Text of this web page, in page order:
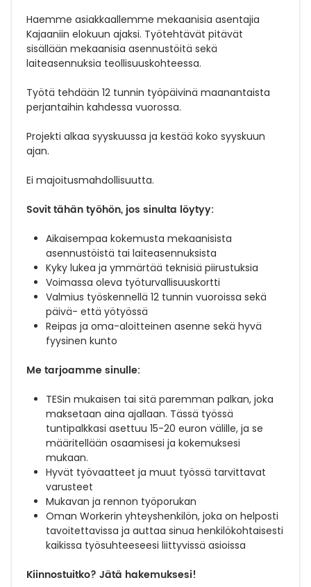
Haemme asiakkaallemme mekaanisia asentajia
Kajaaniin elokuun ajaksi. Työtehtävät pitävät
sisällään mekaanisia asennustöitä sekä
laiteasennuksia teollisuuskohteessa.
Työtä tehdään 12 tunnin työpäivinä maanantaista
perjantaihin kahdessa vuorossa.
Projekti alkaa syyskuussa ja kestää koko syyskuun
ajan.
Ei majoitusmahdollisuutta.
Sovit tähän työhön, jos sinulta löytyy:
Aikaisempaa kokemusta mekaanisista
asennustöistä tai laiteasennuksista
Kyky lukea ja ymmärtää teknisiä piirustuksia
Voimassa oleva työturvallisuuskortti
Valmius työskennellä 12 tunnin vuoroissa sekä
päivä- että yötyössä
Reipas ja oma-aloitteinen asenne sekä hyvä
fyysinen kunto
Me tarjoamme sinulle:
TESin mukaisen tai sitä paremman palkan, joka
maksetaan aina ajallaan. Tässä työssä
tuntipalkkasi asettuu 15-20 euron välille, ja se
määritellään osaamisesi ja kokemuksesi
mukaan.
Hyvät työvaatteet ja muut työssä tarvittavat
varusteet
Mukavan ja rennon työporukan
Oman Workerin yhteyshenkilön, joka on helposti
tavoitettavissa ja auttaa sinua henkilökohtaisesti
kaikissa työsuhteeseesi liittyvissä asioissa
Kiinnostuitko? Jätä hakemuksesi!